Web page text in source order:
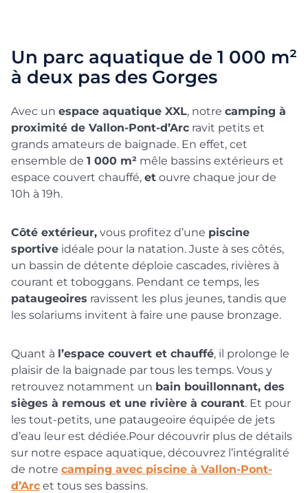
Un parc aquatique de 1 000 m²
à deux pas des Gorges
Avec un espace aquatique XXL, notre camping à
proximité de Vallon-Pont-d’Arc ravit petits et
grands amateurs de baignade. En effet, cet
ensemble de 1 000 m² mêle bassins extérieurs et
espace couvert chauffé, et ouvre chaque jour de
10h à 19h.
Côté extérieur, vous profitez d’une piscine
sportive idéale pour la natation. Juste à ses côtés,
un bassin de détente déploie cascades, rivières à
courant et toboggans. Pendant ce temps, les
pataugeoires ravissent les plus jeunes, tandis que
les solariums invitent à faire une pause bronzage.
Quant à l’espace couvert et chauffé, il prolonge le
plaisir de la baignade par tous les temps. Vous y
retrouvez notamment un bain bouillonnant, des
sièges à remous et une rivière à courant. Et pour
les tout-petits, une pataugeoire équipée de jets
d’eau leur est dédiée.Pour découvrir plus de détails
sur notre espace aquatique, découvrez l’intégralité
de notre camping avec piscine à Vallon-Pont-
d’Arc et tous ses bassins.